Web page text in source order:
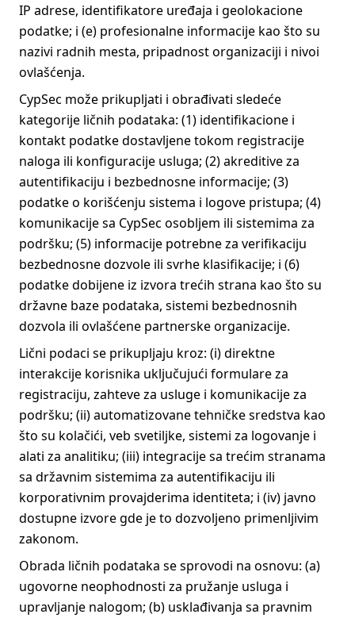
IP adrese, identifikatore uređaja i geolokacione
podatke; i (e) profesionalne informacije kao što su
nazivi radnih mesta, pripadnost organizaciji i nivoi
ovlašćenja.
CypSec može prikupljati i obrađivati sledeće
kategorije ličnih podataka: (1) identifikacione i
kontakt podatke dostavljene tokom registracije
naloga ili konfiguracije usluga; (2) akreditive za
autentifikaciju i bezbednosne informacije; (3)
podatke o korišćenju sistema i logove pristupa; (4)
komunikacije sa CypSec osobljem ili sistemima za
podršku; (5) informacije potrebne za verifikaciju
bezbednosne dozvole ili svrhe klasifikacije; i (6)
podatke dobijene iz izvora trećih strana kao što su
državne baze podataka, sistemi bezbednosnih
dozvola ili ovlašćene partnerske organizacije.
Lični podaci se prikupljaju kroz: (i) direktne
interakcije korisnika uključujući formulare za
registraciju, zahteve za usluge i komunikacije za
podršku; (ii) automatizovane tehničke sredstva kao
što su kolačići, veb svetiljke, sistemi za logovanje i
alati za analitiku; (iii) integracije sa trećim stranama
sa državnim sistemima za autentifikaciju ili
korporativnim provajderima identiteta; i (iv) javno
dostupne izvore gde je to dozvoljeno primenljivim
zakonom.
Obrada ličnih podataka se sprovodi na osnovu: (a)
ugovorne neophodnosti za pružanje usluga i
upravljanje nalogom; (b) usklađivanja sa pravnim